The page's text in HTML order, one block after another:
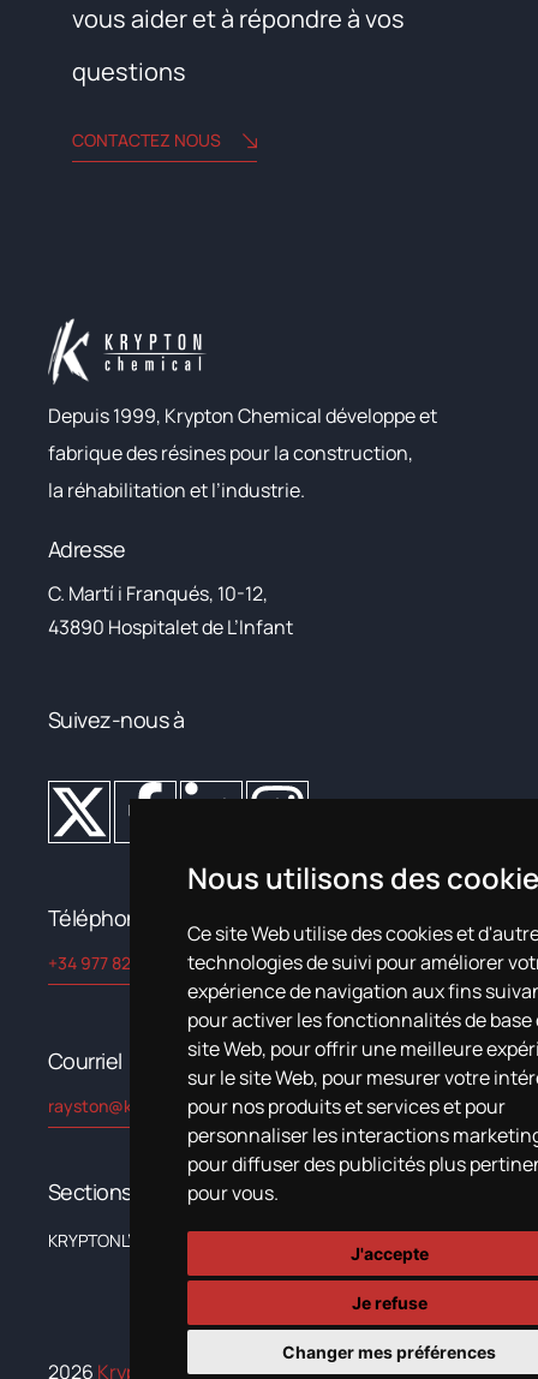
Nous utilisons des
Ce site Web utilise des cookies et
technologies de suivi pour améliorer
expérience de navigation aux fins
pour activer les fonctionnalités de base
site Web, pour offrir une meilleure
sur le site Web, pour mesurer votre
pour nos produits et services et pour
personnaliser les interactions
pour diffuser des publicités plus
pour vous.
J'accepte
Je refuse
Changer mes préférences
vous aider et à répondre à vos
questions
CONTACTEZ NOUS
Depuis 1999, Krypton Chemical développe et
fabrique des résines pour la construction,
la réhabilitation et l’industrie.
Adresse
C. Martí i Franqués, 10-12,
43890 Hospitalet de L’Infant
Suivez-nous à
Téléphone
+34 977 822 245
Courriel
rayston@kryptonchemical.com
Sections
KRYPTONL’entreprise
2026 Krypton Chemical.Tous droits réservés